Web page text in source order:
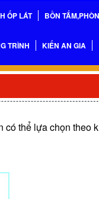
ỐP LÁT BỒN
TRÌNH KIẾN AN GIA
có thể lựa chọn theo